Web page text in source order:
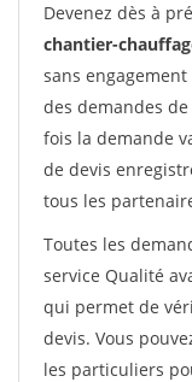
Devenez dès à
chantier-
sans
des demandes
fois la demande
de devis
tous les
Toutes les
service Qualité
qui permet de
devis. Vous
les particuliers